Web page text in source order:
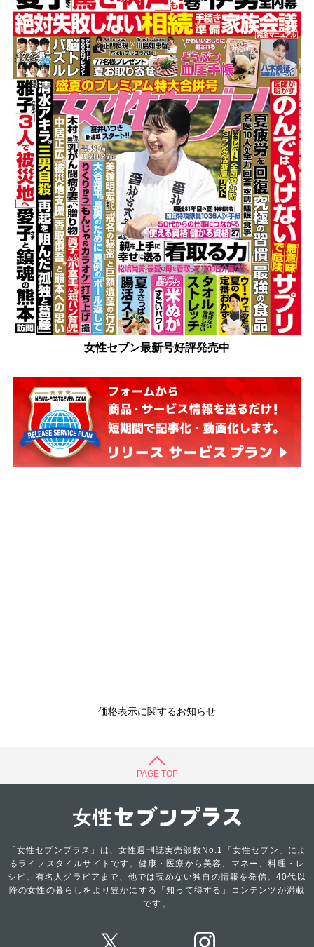
女性セブン最新号好評発売中
価格表示に関するお知らせ
PAGE TOP
「女性セブンプラス」は、女性週刊誌実売部数No.1「女性セブン」によ
るライフスタイルサイトです。健康・医療から美容、マネー、料理・レ
シピ、有名人グラビアまで、他では読めない独自の情報を発信。40代以
降の女性の暮らしをより豊かにする「知って得する」コンテンツが満載
です。